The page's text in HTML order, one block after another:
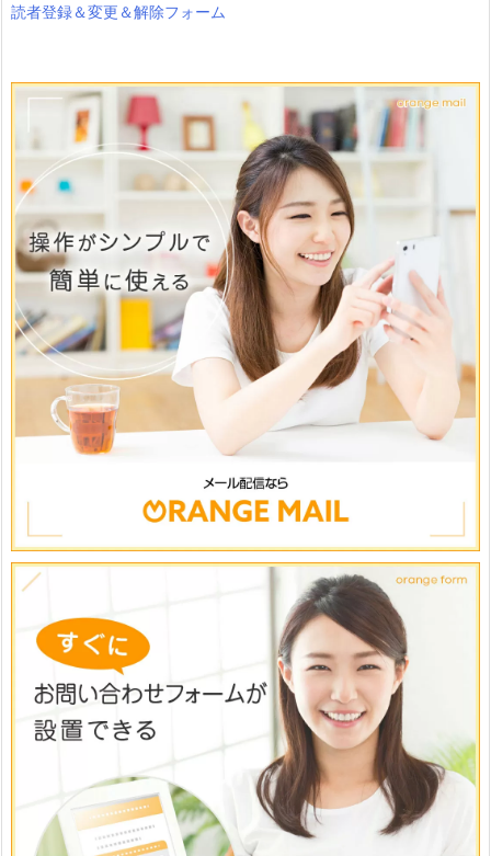
読者登録＆変更＆解除フォーム